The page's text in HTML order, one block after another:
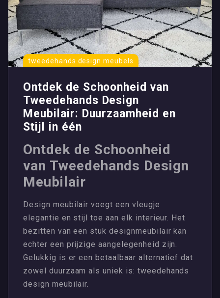
tweedehands design meubels
Ontdek de Schoonheid van
Tweedehands Design
Meubilair: Duurzaamheid en
Stijl in één
Ontdek de Schoonheid
van Tweedehands Design
Meubilair
Design meubilair voegt een vleugje
elegantie en stijl toe aan elk interieur. Het
bezitten van een stuk designmeubilair kan
echter een prijzige aangelegenheid zijn.
Gelukkig is er een betaalbaar alternatief dat
zowel duurzaam als uniek is: tweedehands
design meubilair.